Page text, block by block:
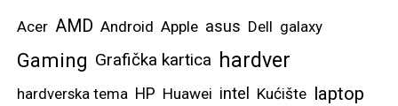
Acer AMD Android Apple asus Dell galaxy
Gaming Grafička kartica hardver
hardverska tema HP Huawei intel Kućište laptop